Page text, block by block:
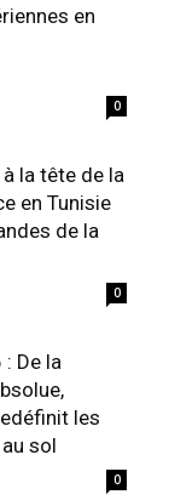
en
0
la tête de la
en Tunisie
de la
0
De la
les
sol
0